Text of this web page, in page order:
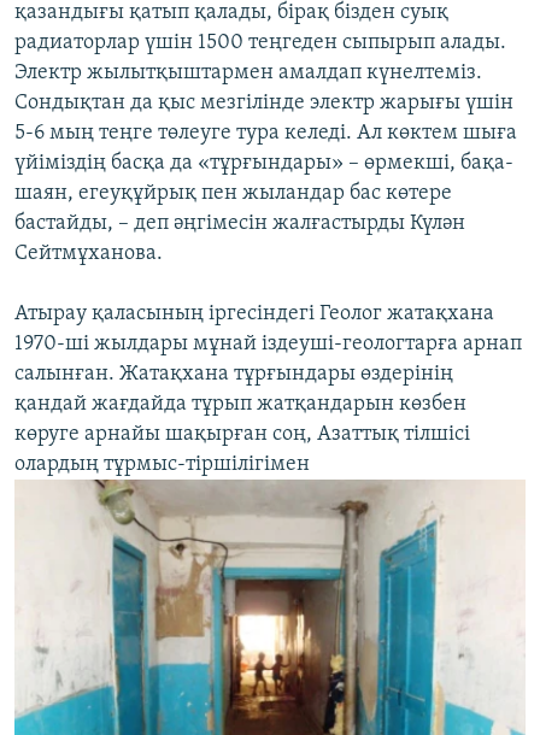
қазандығы қатып қалады, бірақ бізден суық
радиаторлар үшін 1500 теңгеден сыпырып алады.
Электр жылытқыштармен амалдап күнелтеміз.
Сондықтан да қыс мезгілінде электр жарығы үшін
5-6 мың теңге төлеуге тура келеді. Ал көктем шыға
үйіміздің басқа да «тұрғындары» – өрмекші, бақа-
шаян, егеуқұйрық пен жыландар бас көтере
бастайды, – деп әңгімесін жалғастырды Күлән
Сейтмұханова.
Атырау қаласының іргесіндегі Геолог жатақхана
1970-ші жылдары мұнай іздеуші-геологтарға арнап
салынған. Жатақхана тұрғындары өздерінің
қандай жағдайда тұрып жатқандарын көзбен
көруге арнайы шақырған соң, Азаттық тілшісі
олардың тұрмыс-тіршілігімен